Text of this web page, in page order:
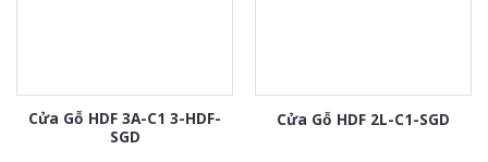
Cửa Gỗ HDF 3A-C1 3-HDF-
SGD
Cửa Gỗ HDF 2L-C1-SGD